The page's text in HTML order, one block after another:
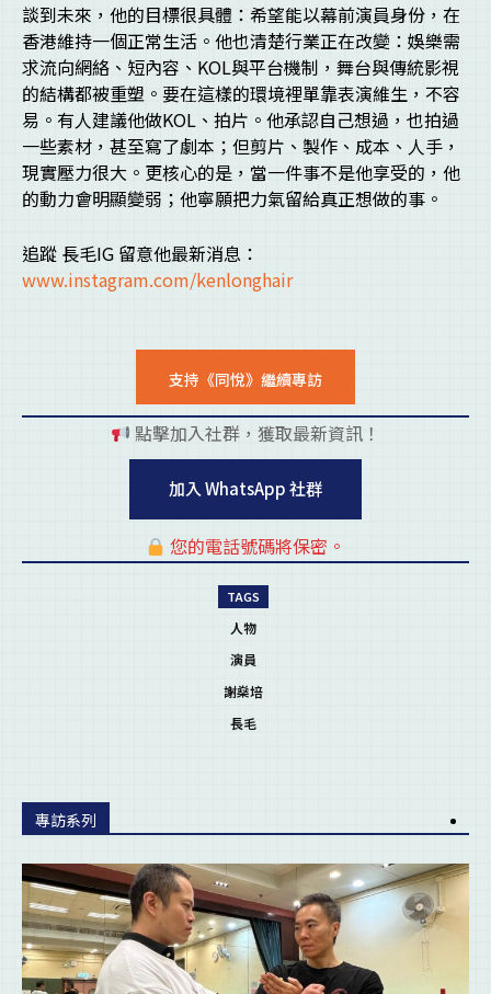
談到未來，他的目標很具體：希望能以幕前演員身份，在
香港維持一個正常生活。他也清楚行業正在改變：娛樂需
求流向網絡、短內容、KOL與平台機制，舞台與傳統影視
的結構都被重塑。要在這樣的環境裡單靠表演維生，不容
易。有人建議他做KOL、拍片。他承認自己想過，也拍過
一些素材，甚至寫了劇本；但剪片、製作、成本、人手，
現實壓力很大。更核心的是，當一件事不是他享受的，他
的動力會明顯變弱；他寧願把力氣留給真正想做的事。
追蹤 長毛IG 留意他最新消息：
www.instagram.com/kenlonghair
支持《同悅》繼續專訪
點擊加入社群，獲取最新資訊！
加入 WhatsApp 社群
您的電話號碼將保密。
TAGS
人物
演員
謝燊培
長毛
專訪系列